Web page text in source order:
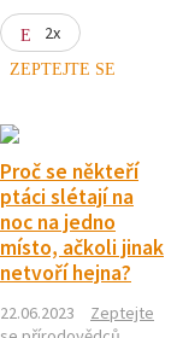
2x
ZEPTEJTE SE
Proč se někteří
ptáci slétají na
noc na jedno
místo, ačkoli jinak
netvoří hejna?
22.06.2023
Zeptejte